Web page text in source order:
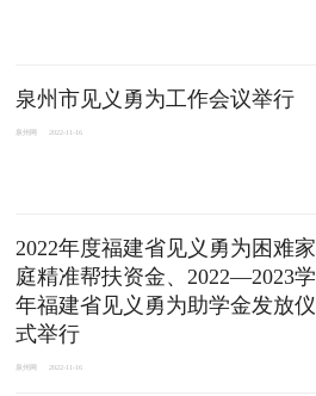
泉州市见义勇为工作会议举行
泉州网 2022-11-16
2022年度福建省见义勇为困难家
庭精准帮扶资金、2022—2023学
年福建省见义勇为助学金发放仪
式举行
泉州网 2022-11-16